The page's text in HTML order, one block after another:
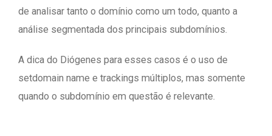
de analisar tanto o domínio como um todo, quanto a
análise segmentada dos principais subdomínios.
A dica do Diógenes para esses casos é o uso de
setdomain name e trackings múltiplos, mas somente
quando o subdomínio em questão é relevante.